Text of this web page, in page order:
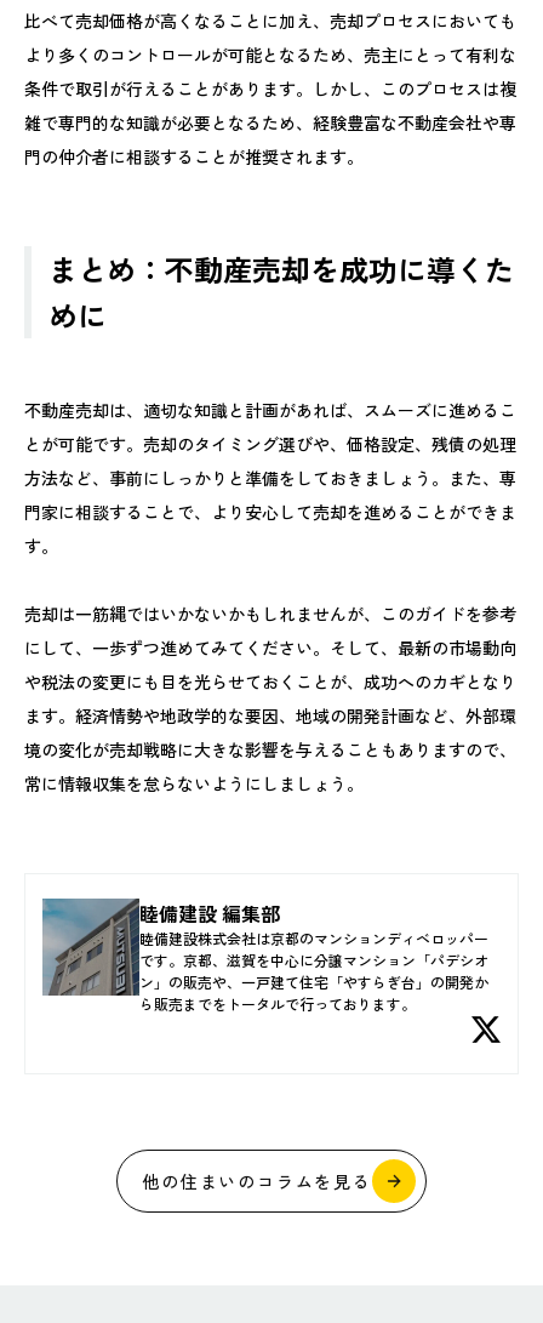
比べて売却価格が高くなることに加え、売却プロセスにおいても
より多くのコントロールが可能となるため、売主にとって有利な
条件で取引が行えることがあります。しかし、このプロセスは複
雑で専門的な知識が必要となるため、経験豊富な不動産会社や専
門の仲介者に相談することが推奨されます。
まとめ：不動産売却を成功に導くた
めに
不動産売却は、適切な知識と計画があれば、スムーズに進めるこ
とが可能です。売却のタイミング選びや、価格設定、残債の処理
方法など、事前にしっかりと準備をしておきましょう。また、専
門家に相談することで、より安心して売却を進めることができま
す。
売却は一筋縄ではいかないかもしれませんが、このガイドを参考
にして、一歩ずつ進めてみてください。そして、最新の市場動向
や税法の変更にも目を光らせておくことが、成功へのカギとなり
ます。経済情勢や地政学的な要因、地域の開発計画など、外部環
境の変化が売却戦略に大きな影響を与えることもありますので、
常に情報収集を怠らないようにしましょう。
睦備建設 編集部
睦備建設株式会社は京都のマンションディベロッパー
です。京都、滋賀を中心に分譲マンション「パデシオ
ン」の販売や、一戸建て住宅「やすらぎ台」の開発か
ら販売までをトータルで行っております。
他の住まいのコラムを見る